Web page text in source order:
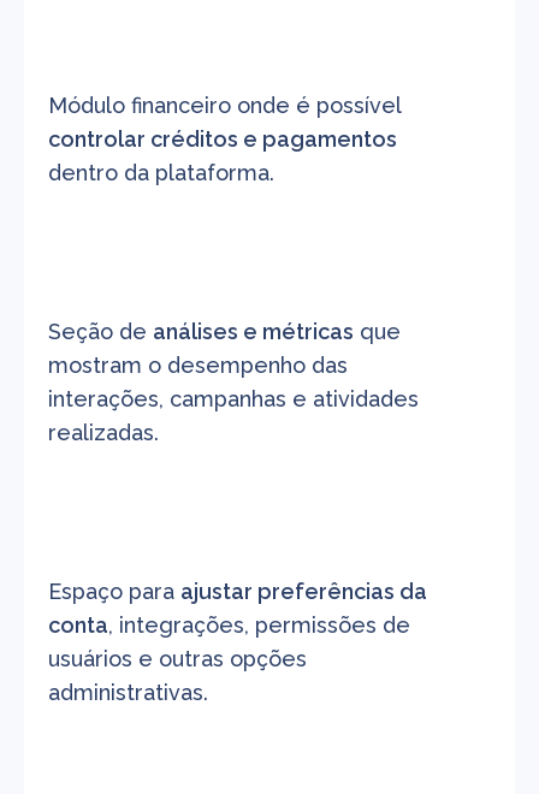
Módulo financeiro onde é possível
controlar créditos e pagamentos
dentro da plataforma.
Seção de análises e métricas que
mostram o desempenho das
interações, campanhas e atividades
realizadas.
Espaço para ajustar preferências da
conta, integrações, permissões de
usuários e outras opções
administrativas.